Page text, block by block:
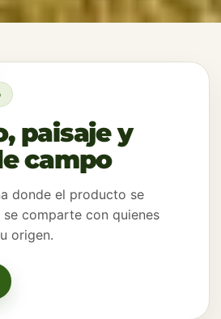
asturianos y
en la
tienda online y una
paisaje y
campo
donde el producto se
comparte con quienes
origen.